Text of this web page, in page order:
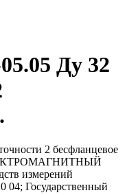
Ду 32
2 бесфланцевое
измерений
04; Государственный